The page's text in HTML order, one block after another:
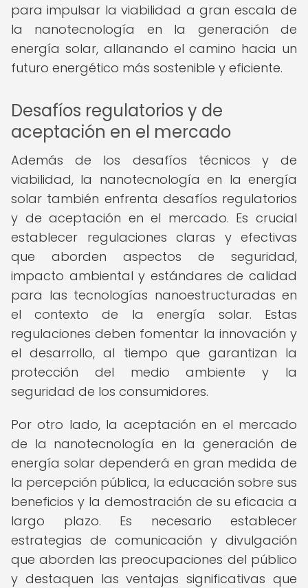
para impulsar la viabilidad a gran escala de
la nanotecnología en la generación de
energía solar, allanando el camino hacia un
futuro energético más sostenible y eficiente.
Desafíos regulatorios y de
aceptación en el mercado
Además de los desafíos técnicos y de
viabilidad, la nanotecnología en la energía
solar también enfrenta desafíos regulatorios
y de aceptación en el mercado. Es crucial
establecer regulaciones claras y efectivas
que aborden aspectos de seguridad,
impacto ambiental y estándares de calidad
para las tecnologías nanoestructuradas en
el contexto de la energía solar. Estas
regulaciones deben fomentar la innovación y
el desarrollo, al tiempo que garantizan la
protección del medio ambiente y la
seguridad de los consumidores.
Por otro lado, la aceptación en el mercado
de la nanotecnología en la generación de
energía solar dependerá en gran medida de
la percepción pública, la educación sobre sus
beneficios y la demostración de su eficacia a
largo plazo. Es necesario establecer
estrategias de comunicación y divulgación
que aborden las preocupaciones del público
y destaquen las ventajas significativas que